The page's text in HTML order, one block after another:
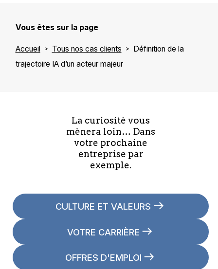
Vous êtes sur la page
Accueil Tous nos cas clients
Définition de la
trajectoire IA d’un acteur majeur
La curiosité vous
mènera loin… Dans
votre prochaine
entreprise par
exemple.
CULTURE ET VALEURS
VOTRE CARRIÈRE
OFFRES D'EMPLOI